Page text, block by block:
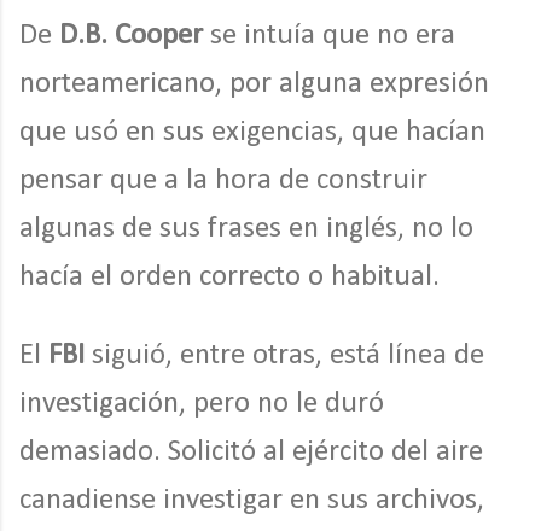
De D.B. Cooperse intuía que no era
norteamericano, por alguna expresión
que usó en sus exigencias, que hacían
pensar que a la hora de construir
algunas de sus frases en inglés, no lo
hacía el orden correcto o habitual.
El FBI siguió, entre otras, está línea de
investigación, pero no le duró
demasiado. Solicitó al ejército del aire
canadiense investigar en sus archivos,